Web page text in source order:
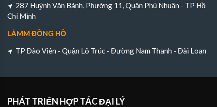
287 Huỳnh Văn Bánh, Phường 11, Quận Phú Nhuận - TP Hồ
Chí Minh
LÂMM ĐỒNG HỒ
TP Đào Viên - Quận Lô Trúc - Đường Nam Thanh - Đài Loan
PHÁT TRIỂN HỢP TÁC ĐẠI LÝ